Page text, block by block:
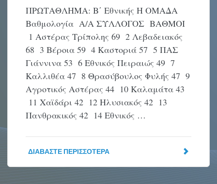
ΠΡΩΤΑΘΛΗΜΑ: Β΄ Εθνικής Η ΟΜΑΔΑ
Βαθμολογία Α/Α ΣΥΛΛΟΓΟΣ ΒΑΘΜΟΙ
1 Αστέρας Τρίπολης 69 2 Λεβαδειακός
68 3 Βέροια 59 4 Καστοριά 57 5 ΠΑΣ
Γιάννινα 53 6 Εθνικός Πειραιώς 49 7
Καλλιθέα 47 8 Θρασύβουλος Φυλής 47 9
Αγροτικός Αστέρας 44 10 Καλαμάτα 43
11 Χαϊδάρι 42 12 Ηλυσιακός 42 13
Πανθρακικός 42 14 Εθνικός …
ΔΙΑΒΆΣΤΕ ΠΕΡΙΣΣΌΤΕΡΑ